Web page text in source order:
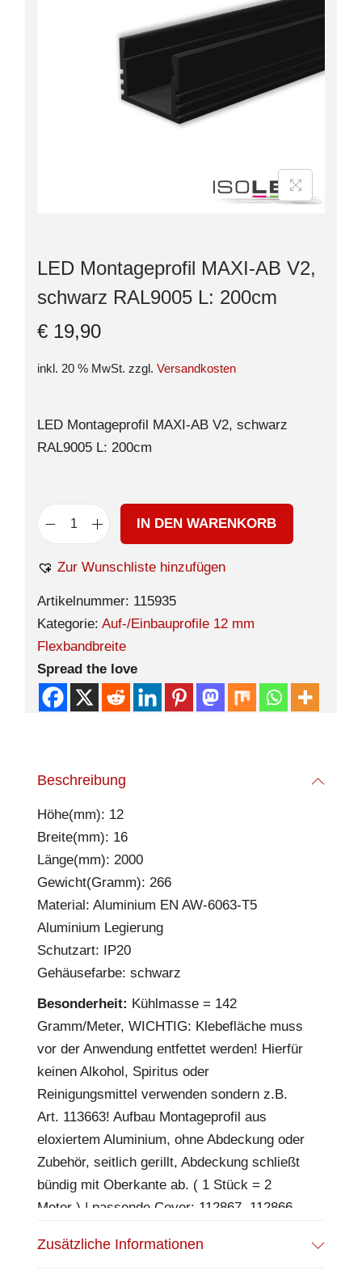
LED Montageprofil MAXI-AB V2,
schwarz RAL9005 L: 200cm
€ 19,90
inkl. 20 % MwSt. zzgl. Versandkosten
LED Montageprofil MAXI-AB V2, schwarz
RAL9005 L: 200cm
IN DEN WARENKORB
Zur Wunschliste hinzufügen
Artikelnummer: 115935
Kategorie: Auf-/Einbauprofile 12 mm
Flexbandbreite
Spread the love
Beschreibung
Höhe(mm): 12
Breite(mm): 16
Länge(mm): 2000
Gewicht(Gramm): 266
Material: Aluminium EN AW-6063-T5
Aluminium Legierung
Schutzart: IP20
Gehäusefarbe: schwarz
Besonderheit: Kühlmasse = 142
Gramm/Meter, WICHTIG: Klebefläche muss
vor der Anwendung entfettet werden! Hierfür
keinen Alkohol, Spiritus oder
Reinigungsmittel verwenden sondern z.B.
Art. 113663! Aufbau Montageprofil aus
eloxiertem Aluminium, ohne Abdeckung oder
Zubehör, seitlich gerillt, Abdeckung schließt
bündig mit Oberkante ab. ( 1 Stück = 2
Meter ) | passende Cover: 112867, 112866,
Zusätzliche Informationen